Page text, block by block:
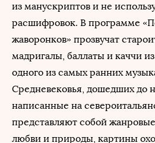
из манускриптов и не
расшифровок. В программе
жаворонков» прозвучат
мадригалы, баллаты и каччи
одного из самых ранних
Средневековья, дошедших до
написанные на
представляют собой
любви и природы, картины